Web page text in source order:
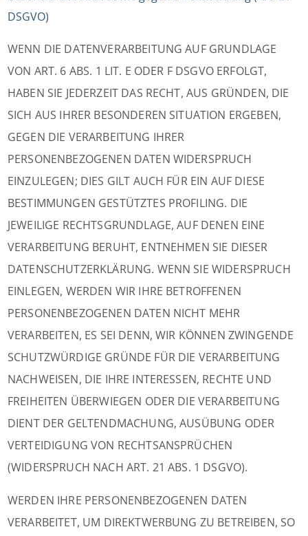
DSGVO)
WENN DIE DATENVERARBEITUNG AUF GRUNDLAGE
VON ART. 6 ABS. 1 LIT. E ODER F DSGVO ERFOLGT,
HABEN SIE JEDERZEIT DAS RECHT, AUS GRÜNDEN, DIE
SICH AUS IHRER BESONDEREN SITUATION ERGEBEN,
GEGEN DIE VERARBEITUNG IHRER
PERSONENBEZOGENEN DATEN WIDERSPRUCH
EINZULEGEN; DIES GILT AUCH FÜR EIN AUF DIESE
BESTIMMUNGEN GESTÜTZTES PROFILING. DIE
JEWEILIGE RECHTSGRUNDLAGE, AUF DENEN EINE
VERARBEITUNG BERUHT, ENTNEHMEN SIE DIESER
DATENSCHUTZERKLÄRUNG. WENN SIE WIDERSPRUCH
EINLEGEN, WERDEN WIR IHRE BETROFFENEN
PERSONENBEZOGENEN DATEN NICHT MEHR
VERARBEITEN, ES SEI DENN, WIR KÖNNEN ZWINGENDE
SCHUTZWÜRDIGE GRÜNDE FÜR DIE VERARBEITUNG
NACHWEISEN, DIE IHRE INTERESSEN, RECHTE UND
FREIHEITEN ÜBERWIEGEN ODER DIE VERARBEITUNG
DIENT DER GELTENDMACHUNG, AUSÜBUNG ODER
VERTEIDIGUNG VON RECHTSANSPRÜCHEN
(WIDERSPRUCH NACH ART. 21 ABS. 1 DSGVO).
WERDEN IHRE PERSONENBEZOGENEN DATEN
VERARBEITET, UM DIREKTWERBUNG ZU BETREIBEN, SO